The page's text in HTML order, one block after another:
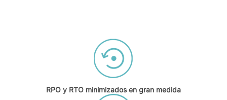
RPO y RTO minimizados en gran medida